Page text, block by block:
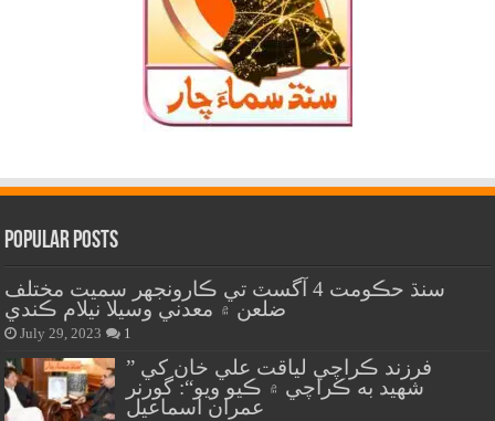
Popular Posts
سنڌ حڪومت 4 آگسٽ تي ڪارونجهر سميت مختلف
ضلعن ۾ معدني وسيلا نيلام ڪندي
July 29, 2023 1
” فرزند ڪراچي لياقت علي خان کي
شهيد به ڪراچي ۾ ڪيو ويو“: گورنر
عمران اسماعيل